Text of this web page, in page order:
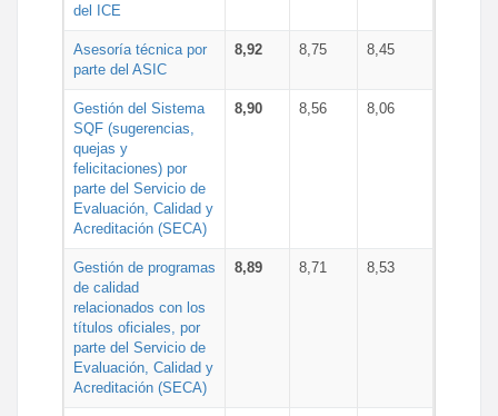
del ICE
Asesoría técnica por
parte del ASIC
8,92 8,75 8,45
Gestión del Sistema
SQF (sugerencias,
quejas y
felicitaciones) por
parte del Servicio de
Evaluación, Calidad y
Acreditación (SECA)
8,90 8,56 8,06
Gestión de programas
de calidad
relacionados con los
títulos oficiales, por
parte del Servicio de
Evaluación, Calidad y
Acreditación (SECA)
8,89 8,71 8,53